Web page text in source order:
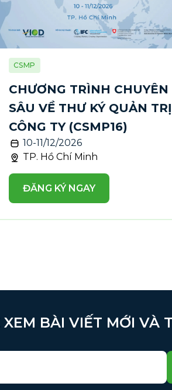
CSMP
CHƯƠNG TRÌNH CHUYÊN
SÂU VỀ THƯ KÝ QUẢN TRỊ
CÔNG TY (CSMP16)
10-11/12/2026
TP. Hồ Chí Minh
ĐĂNG KÝ NGAY
BÀI VIẾT MỚI VÀ